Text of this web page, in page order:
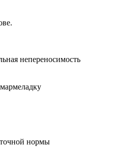
непереносимость
нормы